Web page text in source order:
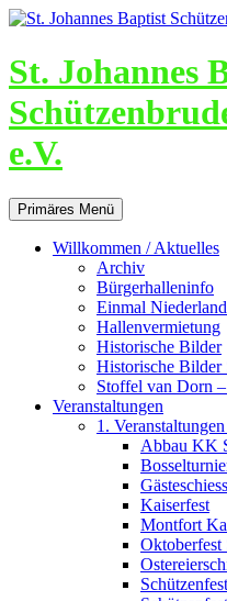
St. Johannes
e.V.
Suchen
Primäres Menü Zum
Inhalt
springen
Willkommen / Aktuelles
Archiv
Bürgerhalleninfo
Einmal
Hallenvermietung
Historische Bilder
Historische Bilder
Stoffel van Dorn
Veranstaltungen
1.
Abbau KK
Kaiserfest
Montfort
Oktoberfest